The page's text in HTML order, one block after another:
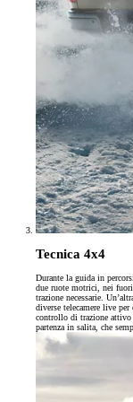
Tecnica 4x4
Durante la guida in
due ruote motrici, nei
trazione necessarie.
diverse telecamere live
controllo di trazione attivo
partenza in salita, che